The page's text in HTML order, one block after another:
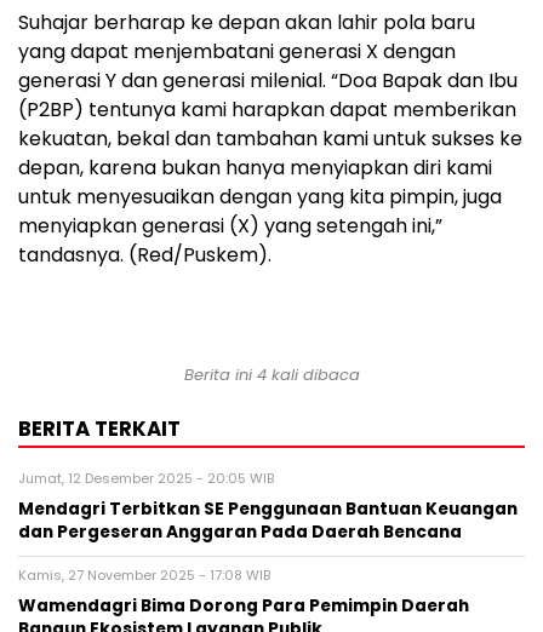
Suhajar berharap ke depan akan lahir pola baru
yang dapat menjembatani generasi X dengan
generasi Y dan generasi milenial. “Doa Bapak dan Ibu
(P2BP) tentunya kami harapkan dapat memberikan
kekuatan, bekal dan tambahan kami untuk sukses ke
depan, karena bukan hanya menyiapkan diri kami
untuk menyesuaikan dengan yang kita pimpin, juga
menyiapkan generasi (X) yang setengah ini,”
tandasnya. (Red/Puskem).
Berita ini 4 kali dibaca
BERITA TERKAIT
Jumat, 12 Desember 2025 - 20:05 WIB
Mendagri Terbitkan SE Penggunaan Bantuan Keuangan
dan Pergeseran Anggaran Pada Daerah Bencana
Kamis, 27 November 2025 - 17:08 WIB
Wamendagri Bima Dorong Para Pemimpin Daerah